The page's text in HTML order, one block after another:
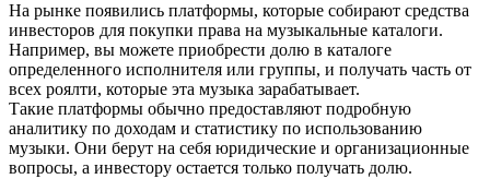
На рынке появились платформы, которые собирают средства
инвесторов для покупки права на музыкальные каталоги.
Например, вы можете приобрести долю в каталоге
определенного исполнителя или группы, и получать часть от
всех роялти, которые эта музыка зарабатывает.
Такие платформы обычно предоставляют подробную
аналитику по доходам и статистику по использованию
музыки. Они берут на себя юридические и организационные
вопросы, а инвестору остается только получать долю.